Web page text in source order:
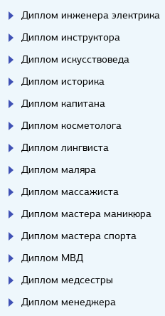
Диплом инженера электрика
Диплом инструктора
Диплом искусствоведа
Диплом историка
Диплом капитана
Диплом косметолога
Диплом лингвиста
Диплом маляра
Диплом массажиста
Диплом мастера маникюра
Диплом мастера спорта
Диплом МВД
Диплом медсестры
Диплом менеджера